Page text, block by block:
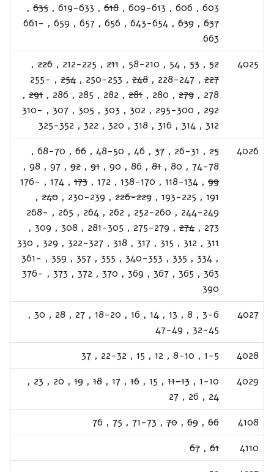
603
,
606
,
609-613
,
618
,
619-633
,
635
,
637
,
639
,
643-654
,
656
,
657
,
659
,
661-
663
4025
52
,
53
,
54
,
58-210
,
211
,
212-225
,
226
,
227
,
228-247
,
248
,
250-253
,
254
,
255-
278
,
279
,
280
,
281
,
282
,
285
,
286
,
291
,
292
,
295-300
,
302
,
303
,
305
,
307
,
310-
312
,
314
,
316
,
318
,
320
,
322
,
325-352
4026
25
,
26-31
,
37
,
46
,
48-50
,
66
,
68-70
,
74-78
,
80
,
81
,
86
,
90
,
91
,
92
,
97
,
98
,
99
,
118-134
,
138-170
,
172
,
173
,
174
,
176-
191
,
193-225
,
226-229
,
230-239
,
240
,
244-249
,
252-260
,
262
,
264
,
265
,
268-
273
,
274
,
275-279
,
281-305
,
308
,
309
,
311
,
312
,
315
,
317
,
318
,
322-327
,
329
,
330
,
334
,
335
,
340-353
,
355
,
357
,
359
,
361-
363
,
365
,
367
,
369
,
370
,
372
,
373
,
376-
390
4027
3-6
,
8
,
13
,
14
,
16
,
18-20
,
27
,
28
,
30
,
32-45
,
47-49
4028
1-5
,
8-10
,
12
,
15
,
22-32
,
37
4029
1-10
,
11-13
,
15
,
16
,
17
,
18
,
19
,
20
,
23
,
24
,
26
,
27
4108
66
,
69
,
70
,
71-73
,
75
,
76
4110
61
,
67